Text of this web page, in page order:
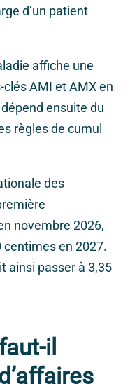
d’un patient
affiche une
AMI et AMX en
ensuite du
règles de cumul
des
novembre 2026,
centimes en 2027.
ainsi passer à 3,35
il